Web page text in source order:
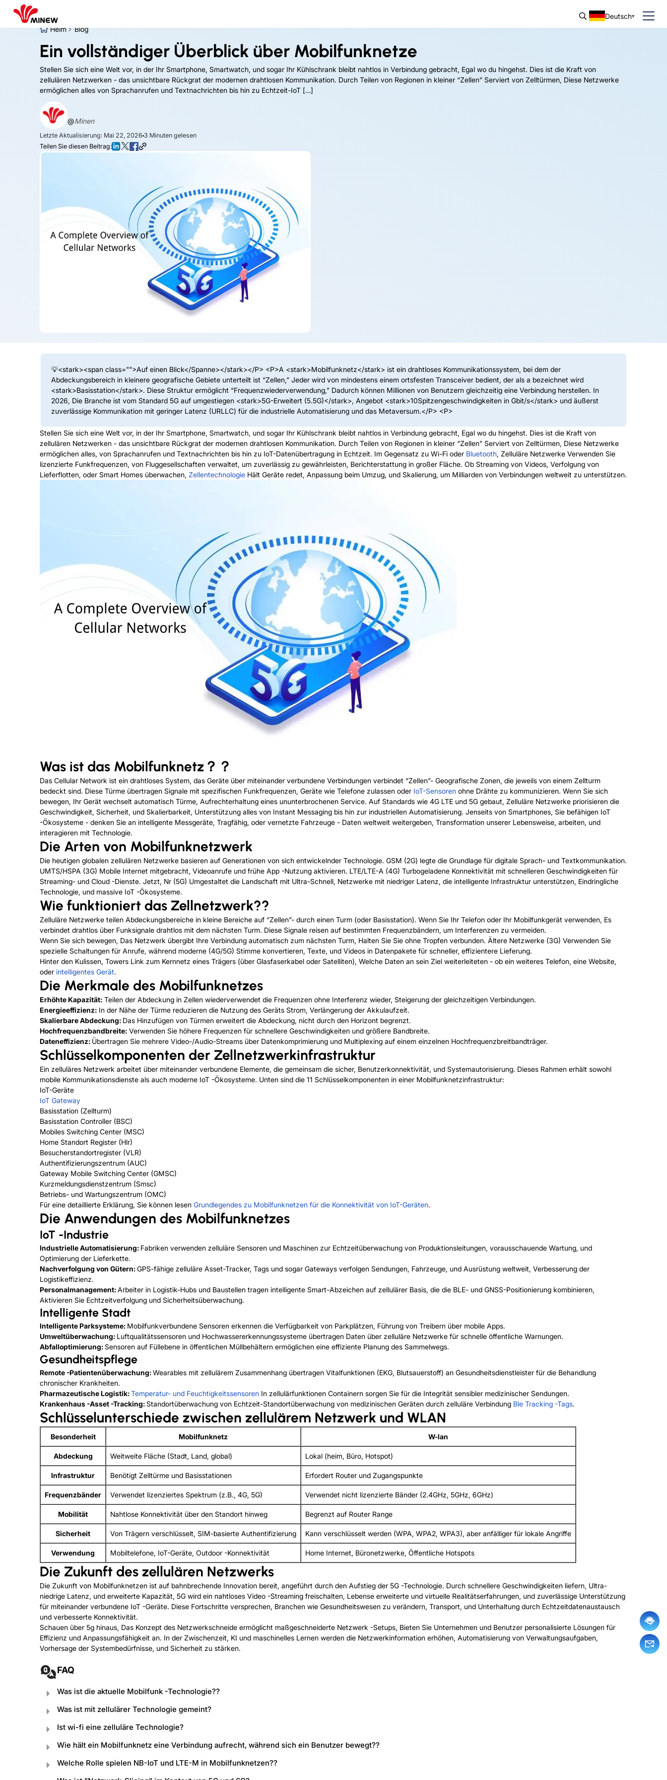
Deutsch
Heim
Blog
Ein vollständiger Überblick über Mobilfunknetze
Stellen Sie sich eine Welt vor, in der Ihr Smartphone, Smartwatch, und sogar Ihr Kühlschrank bleibt nahtlos in Verbindung gebracht, Egal wo du hingehst. Dies ist die Kraft von
zellulären Netzwerken - das unsichtbare Rückgrat der modernen drahtlosen Kommunikation. Durch Teilen von Regionen in kleiner “Zellen” Serviert von Zelltürmen, Diese Netzwerke
ermöglichen alles von Sprachanrufen und Textnachrichten bis hin zu Echtzeit-IoT […]
@Minen
Letzte Aktualisierung: Mai 22, 2026 3 Minuten gelesen
Teilen Sie diesen Beitrag:
💡<stark><span class="">Auf einen Blick</Spanne></stark></P> <P>A <stark>Mobilfunknetz</stark> ist ein drahtloses Kommunikationssystem, bei dem der
Abdeckungsbereich in kleinere geografische Gebiete unterteilt ist “Zellen,” Jeder wird von mindestens einem ortsfesten Transceiver bedient, der als a bezeichnet wird
<stark>Basisstation</stark>. Diese Struktur ermöglicht “Frequenzwiederverwendung,” Dadurch können Millionen von Benutzern gleichzeitig eine Verbindung herstellen. In
2026, Die Branche ist vom Standard 5G auf umgestiegen <stark>5G-Erweitert (5.5G)</stark>, Angebot <stark>10Spitzengeschwindigkeiten in Gbit/s</stark> und äußerst
zuverlässige Kommunikation mit geringer Latenz (URLLC) für die industrielle Automatisierung und das Metaversum.</P> <P>
Stellen Sie sich eine Welt vor, in der Ihr Smartphone, Smartwatch, und sogar Ihr Kühlschrank bleibt nahtlos in Verbindung gebracht, Egal wo du hingehst. Dies ist die Kraft von
zellulären Netzwerken - das unsichtbare Rückgrat der modernen drahtlosen Kommunikation. Durch Teilen von Regionen in kleiner “Zellen” Serviert von Zelltürmen, Diese Netzwerke
ermöglichen alles, von Sprachanrufen und Textnachrichten bis hin zu IoT-Datenübertragung in Echtzeit. Im Gegensatz zu Wi-Fi oder Bluetooth, Zelluläre Netzwerke Verwenden Sie
lizenzierte Funkfrequenzen, von Fluggesellschaften verwaltet, um zuverlässig zu gewährleisten, Berichterstattung in großer Fläche. Ob Streaming von Videos, Verfolgung von
Lieferflotten, oder Smart Homes überwachen, Zellentechnologie Hält Geräte redet, Anpassung beim Umzug, und Skalierung, um Milliarden von Verbindungen weltweit zu unterstützen.
Was ist das Mobilfunknetz？？
Das Cellular Network ist ein drahtloses System, das Geräte über miteinander verbundene Verbindungen verbindet “Zellen”- Geografische Zonen, die jeweils von einem Zellturm
bedeckt sind. Diese Türme übertragen Signale mit spezifischen Funkfrequenzen, Geräte wie Telefone zulassen oder IoT-Sensoren ohne Drähte zu kommunizieren. Wenn Sie sich
bewegen, Ihr Gerät wechselt automatisch Türme, Aufrechterhaltung eines ununterbrochenen Service. Auf Standards wie 4G LTE und 5G gebaut, Zelluläre Netzwerke priorisieren die
Geschwindigkeit, Sicherheit, und Skalierbarkeit, Unterstützung alles von Instant Messaging bis hin zur industriellen Automatisierung. Jenseits von Smartphones, Sie befähigen IoT
-Ökosysteme - denken Sie an intelligente Messgeräte, Tragfähig, oder vernetzte Fahrzeuge - Daten weltweit weitergeben, Transformation unserer Lebensweise, arbeiten, und
interagieren mit Technologie.
Die Arten von Mobilfunknetzwerk
Die heutigen globalen zellulären Netzwerke basieren auf Generationen von sich entwickelnder Technologie. GSM (2G) legte die Grundlage für digitale Sprach- und Textkommunikation.
UMTS/HSPA (3G) Mobile Internet mitgebracht, Videoanrufe und frühe App -Nutzung aktivieren. LTE/LTE-A (4G) Turbogeladene Konnektivität mit schnelleren Geschwindigkeiten für
Streaming- und Cloud -Dienste. Jetzt, Nr (5G) Umgestaltet die Landschaft mit Ultra-Schnell, Netzwerke mit niedriger Latenz, die intelligente Infrastruktur unterstützen, Eindringliche
Technologie, und massive IoT -Ökosysteme.
Wie funktioniert das Zellnetzwerk??
Zelluläre Netzwerke teilen Abdeckungsbereiche in kleine Bereiche auf “Zellen”- durch einen Turm (oder Basisstation). Wenn Sie Ihr Telefon oder Ihr Mobilfunkgerät verwenden, Es
verbindet drahtlos über Funksignale drahtlos mit dem nächsten Turm. Diese Signale reisen auf bestimmten Frequenzbändern, um Interferenzen zu vermeiden.
Wenn Sie sich bewegen, Das Netzwerk übergibt Ihre Verbindung automatisch zum nächsten Turm, Halten Sie Sie ohne Tropfen verbunden. Ältere Netzwerke (3G) Verwenden Sie
spezielle Schaltungen für Anrufe, während moderne (4G/5G) Stimme konvertieren, Texte, und Videos in Datenpakete für schneller, effizientere Lieferung.
Hinter den Kulissen, Towers Link zum Kernnetz eines Trägers (über Glasfaserkabel oder Satelliten), Welche Daten an sein Ziel weiterleiteten - ob ein weiteres Telefon, eine Website,
oder intelligentes Gerät.
Die Merkmale des Mobilfunknetzes
Erhöhte Kapazität: Teilen der Abdeckung in Zellen wiederverwendet die Frequenzen ohne Interferenz wieder, Steigerung der gleichzeitigen Verbindungen.
Energieeffizienz: In der Nähe der Türme reduzieren die Nutzung des Geräts Strom, Verlängerung der Akkulaufzeit.
Skalierbare Abdeckung: Das Hinzufügen von Türmen erweitert die Abdeckung, nicht durch den Horizont begrenzt.
Hochfrequenzbandbreite: Verwenden Sie höhere Frequenzen für schnellere Geschwindigkeiten und größere Bandbreite.
Dateneffizienz: Übertragen Sie mehrere Video-/Audio-Streams über Datenkomprimierung und Multiplexing auf einem einzelnen Hochfrequenzbreitbandträger.
Schlüsselkomponenten der Zellnetzwerkinfrastruktur
Ein zelluläres Netzwerk arbeitet über miteinander verbundene Elemente, die gemeinsam die sicher, Benutzerkonnektivität, und Systemautorisierung. Dieses Rahmen erhält sowohl
mobile Kommunikationsdienste als auch moderne IoT -Ökosysteme. Unten sind die 11 Schlüsselkomponenten in einer Mobilfunknetzinfrastruktur:
IoT-Geräte
IoT Gateway
Basisstation (Zellturm)
Basisstation Controller (BSC)
Mobiles Switching Center (MSC)
Home Standort Register (Hlr)
Besucherstandortregister (VLR)
Authentifizierungszentrum (AUC)
Gateway Mobile Switching Center (GMSC)
Kurzmeldungsdienstzentrum (Smsc)
Betriebs- und Wartungszentrum (OMC)
Für eine detaillierte Erklärung, Sie können lesen Grundlegendes zu Mobilfunknetzen für die Konnektivität von IoT-Geräten.
Die Anwendungen des Mobilfunknetzes
IoT -Industrie
Industrielle Automatisierung: Fabriken verwenden zelluläre Sensoren und Maschinen zur Echtzeitüberwachung von Produktionsleitungen, vorausschauende Wartung, und
Optimierung der Lieferkette.
Nachverfolgung von Gütern:GPS-fähige zelluläre Asset-Tracker, Tags und sogar Gateways verfolgen Sendungen, Fahrzeuge, und Ausrüstung weltweit, Verbesserung der
Logistikeffizienz.
Personalmanagement:Arbeiter in Logistik-Hubs und Baustellen tragen intelligente Smart-Abzeichen auf zellulärer Basis, die die BLE- und GNSS-Positionierung kombinieren,
Aktivieren Sie Echtzeitverfolgung und Sicherheitsüberwachung.
Intelligente Stadt
Intelligente Parksysteme: Mobilfunkverbundene Sensoren erkennen die Verfügbarkeit von Parkplätzen, Führung von Treibern über mobile Apps.
Umweltüberwachung: Luftqualitätssensoren und Hochwassererkennungssysteme übertragen Daten über zelluläre Netzwerke für schnelle öffentliche Warnungen.
Abfalloptimierung:Sensoren auf Füllebene in öffentlichen Müllbehältern ermöglichen eine effiziente Planung des Sammelwegs.
Gesundheitspflege
Remote -Patientenüberwachung:Wearables mit zellulärem Zusammenhang übertragen Vitalfunktionen (EKG, Blutsauerstoff) an Gesundheitsdienstleister für die Behandlung
chronischer Krankheiten.
Pharmazeutische Logistik:Temperatur- und Feuchtigkeitssensoren In zellulärfunktionen Containern sorgen Sie für die Integrität sensibler medizinischer Sendungen.
Krankenhaus -Asset -Tracking:Standortüberwachung von Echtzeit-Standortüberwachung von medizinischen Geräten durch zelluläre Verbindung Ble Tracking -Tags.
Schlüsselunterschiede zwischen zellulärem Netzwerk und WLAN
Besonderheit Mobilfunknetz W-lan
Abdeckung Weitweite Fläche (Stadt, Land, global) Lokal (heim, Büro, Hotspot)
Infrastruktur Benötigt Zelltürme und Basisstationen Erfordert Router und Zugangspunkte
Frequenzbänder Verwendet lizenziertes Spektrum (z.B., 4G, 5G) Verwendet nicht lizenzierte Bänder (2.4GHz, 5GHz, 6GHz)
Mobilität Nahtlose Konnektivität über den Standort hinweg Begrenzt auf Router Range
Sicherheit Von Trägern verschlüsselt, SIM-basierte Authentifizierung Kann verschlüsselt werden (WPA, WPA2, WPA3), aber anfälliger für lokale Angriffe
Verwendung Mobiltelefone, IoT-Geräte, Outdoor -Konnektivität Home Internet, Büronetzwerke, Öffentliche Hotspots
Die Zukunft des zellulären Netzwerks
Die Zukunft von Mobilfunknetzen ist auf bahnbrechende Innovation bereit, angeführt durch den Aufstieg der 5G -Technologie. Durch schnellere Geschwindigkeiten liefern, Ultra-
niedrige Latenz, und erweiterte Kapazität, 5G wird ein nahtloses Video -Streaming freischalten, Lebense erweiterte und virtuelle Realitätserfahrungen, und zuverlässige Unterstützung
für miteinander verbundene IoT -Geräte. Diese Fortschritte versprechen, Branchen wie Gesundheitswesen zu verändern, Transport, und Unterhaltung durch Echtzeitdatenaustausch
und verbesserte Konnektivität.
Schauen über 5g hinaus, Das Konzept des Netzwerkschneide ermöglicht maßgeschneiderte Netzwerk -Setups, Bieten Sie Unternehmen und Benutzer personalisierte Lösungen für
Effizienz und Anpassungsfähigkeit an. In der Zwischenzeit, KI und maschinelles Lernen werden die Netzwerkinformation erhöhen, Automatisierung von Verwaltungsaufgaben,
Vorhersage der Systembedürfnisse, und Sicherheit zu stärken.
FAQ
Was ist die aktuelle Mobilfunk -Technologie??
Was ist mit zellulärer Technologie gemeint?
Ist wi-fi eine zelluläre Technologie?
Wie hält ein Mobilfunknetz eine Verbindung aufrecht, während sich ein Benutzer bewegt??
Welche Rolle spielen NB-IoT und LTE-M in Mobilfunknetzen??